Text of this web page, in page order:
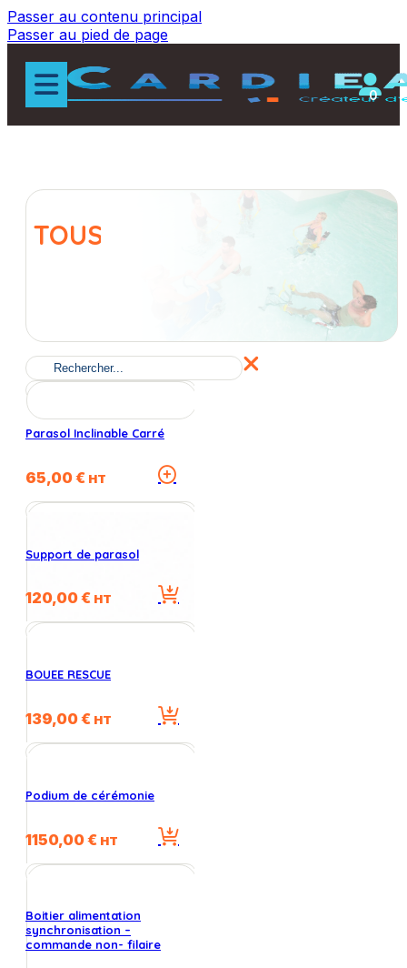
Passer au contenu principal
Passer au pied de page
0
TOUS LES PRODUITS
Parasol Inclinable Carré
65,00€ HT
Ce
a
peuvent
être
choisies
du
produit
Support de parasol
120,00€ HT
BOUEE RESCUE
139,00€ HT
Podium de cérémonie
1150,00€ HT
Boitier alimentation
synchronisation –
commande non- filaire